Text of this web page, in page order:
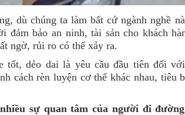
dù chúng ta làm bất cứ ngành nghề
bảo an ninh, tài sản cho khách
ngờ, rủi ro có thể xảy ra.
tốt, dẻo dai là yêu cầu đầu tiên đối
cách rèn luyện cơ thể khác nhau, tiêu
sự quan tâm của người đi